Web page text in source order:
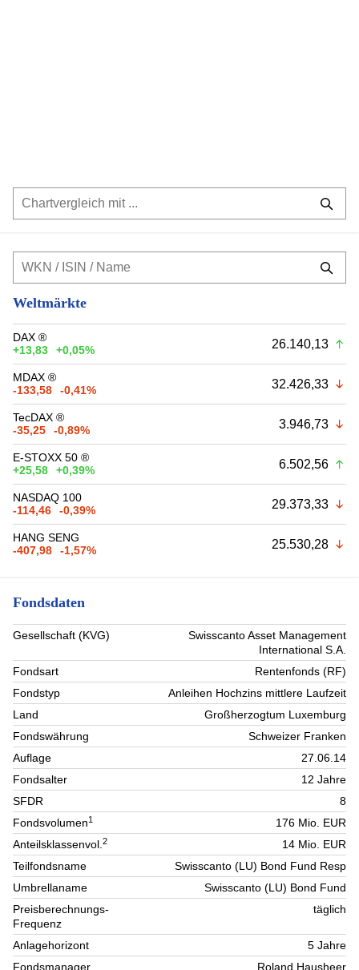
Weltmärkte
DAX ®
+13,83
+0,05% 26.140,13
MDAX ®
-133,58
-0,41% 32.426,33
TecDAX ®
-35,25
-0,89% 3.946,73
E-STOXX 50 ®
+25,58
+0,39% 6.502,56
NASDAQ 100
-114,46
-0,39% 29.373,33
HANG SENG
-407,98
-1,57% 25.530,28
Fondsdaten
Gesellschaft (KVG)
Swisscanto Asset Management
International S.A.
Fondsart
Rentenfonds (RF)
Fondstyp
Anleihen Hochzins mittlere Laufzeit
Land
Großherzogtum Luxemburg
Fondswährung
Schweizer Franken
Auflage
27.06.14
Fondsalter
12 Jahre
SFDR
8
Fondsvolumen1
176 Mio. EUR
Anteilsklassenvol.2
14 Mio. EUR
Teilfondsname
Swisscanto (LU) Bond Fund Resp
Umbrellaname
Swisscanto (LU) Bond Fund
Preisberechnungs-
Frequenz
täglich
Anlagehorizont
5 Jahre
Fondsmanager
Roland Hausheer